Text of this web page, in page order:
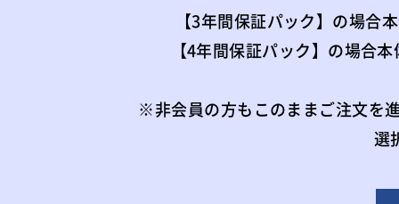
【3年間保証パック】の場
【4年間保証パック】の場合
※非会員の方もこのままご注文を
選